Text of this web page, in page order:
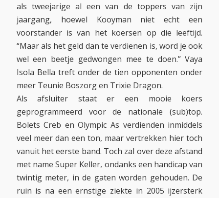
als tweejarige al een van de toppers van zijn
jaargang, hoewel Kooyman niet echt een
voorstander is van het koersen op die leeftijd.
“Maar als het geld dan te verdienen is, word je ook
wel een beetje gedwongen mee te doen.” Vaya
Isola Bella treft onder de tien opponenten onder
meer Teunie Boszorg en Trixie Dragon.
Als afsluiter staat er een mooie koers
geprogrammeerd voor de nationale (sub)top.
Bolets Creb en Olympic As verdienden inmiddels
veel meer dan een ton, maar vertrekken hier toch
vanuit het eerste band. Toch zal over deze afstand
met name Super Keller, ondanks een handicap van
twintig meter, in de gaten worden gehouden. De
ruin is na een ernstige ziekte in 2005 ijzersterk